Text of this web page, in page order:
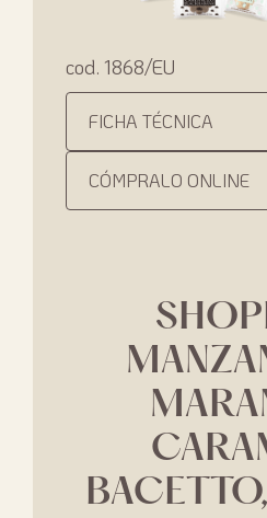
cod. 1868/EU
FICHA TÉCNICA
CÓMPRALO ONLINE